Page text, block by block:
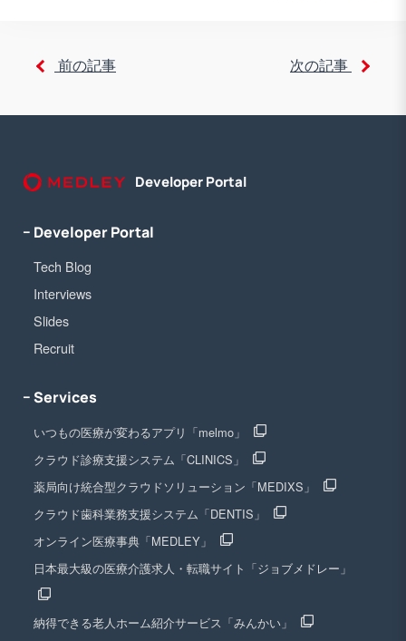
前の記事 次の記事
Developer Portal
− Developer Portal
Tech Blog
Interviews
Slides
Recruit
− Services
いつもの医療が変わるアプリ「melmo」
クラウド診療支援システム「CLINICS」
薬局向け統合型クラウドソリューション「MEDIXS」
クラウド歯科業務支援システム「DENTIS」
オンライン医療事典「MEDLEY」
日本最大級の医療介護求人・転職サイト「ジョブメドレー」
納得できる老人ホーム紹介サービス「みんかい」